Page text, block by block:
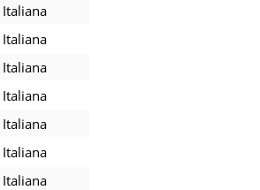
Italiana
Italiana
Italiana
Italiana
Italiana
Italiana
Italiana